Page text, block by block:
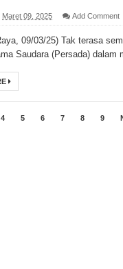
Maret 09, 2025 Add Comment
09/03/25) Tak terasa
Saudara (Persada) dalam
4 5 6 7 8 9